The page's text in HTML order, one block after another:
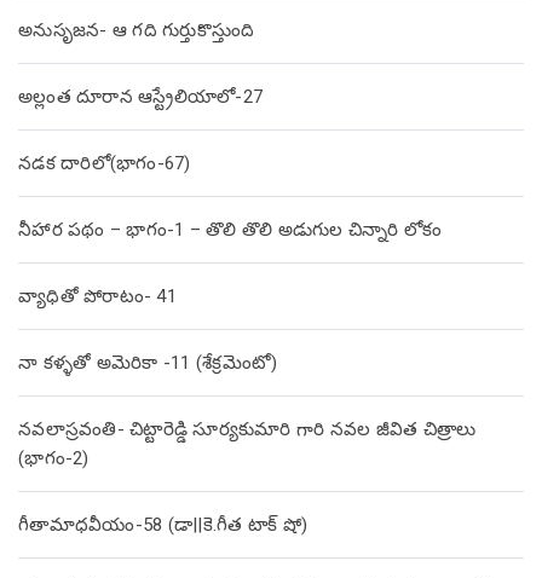
అనుసృజన- ఆ గది గుర్తుకొస్తుంది
అల్లంత దూరాన ఆస్ట్రేలియాలో-27
నడక దారిలో(భాగం-67)
నీహార పథం – భాగం-1 – తొలి తొలి అడుగుల చిన్నారి లోకం
వ్యాధితో పోరాటం- 41
నా కళ్ళతో అమెరికా -11 (శేక్రమెంటో)
నవలాస్రవంతి- చిట్టారెడ్డి సూర్యకుమారి గారి నవల జీవిత చిత్రాలు
(భాగం-2)
గీతామాధవీయం-58 (డా||కె.గీత టాక్ షో)